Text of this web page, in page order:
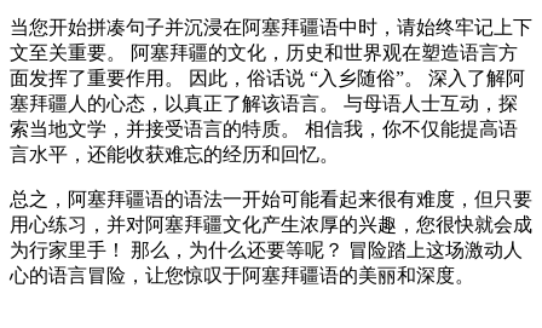
当您开始拼凑句子并沉浸在阿塞拜疆语中时，请始终牢记上下
文至关重要。 阿塞拜疆的文化，历史和世界观在塑造语言方
面发挥了重要作用。 因此，俗话说 “入乡随俗”。 深入了解阿
塞拜疆人的心态，以真正了解该语言。 与母语人士互动，探
索当地文学，并接受语言的特质。 相信我，你不仅能提高语
言水平，还能收获难忘的经历和回忆。
总之，阿塞拜疆语的语法一开始可能看起来很有难度，但只要
用心练习，并对阿塞拜疆文化产生浓厚的兴趣，您很快就会成
为行家里手！ 那么，为什么还要等呢？ 冒险踏上这场激动人
心的语言冒险，让您惊叹于阿塞拜疆语的美丽和深度。